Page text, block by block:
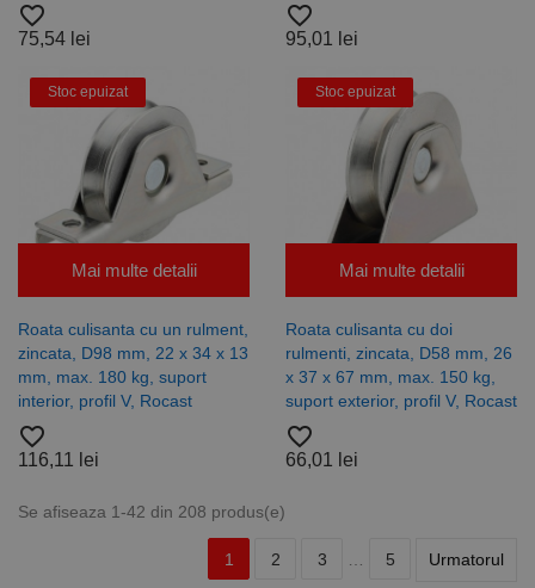
favorite_border
75,54 lei
favorite_border
95,01 lei
Stoc epuizat
Mai multe detalii
Roata culisanta cu un rulment,
zincata, D98 mm, 22 x 34 x 13
mm, max. 180 kg, suport
interior, profil V, Rocast
favorite_border
116,11 lei
Stoc epuizat
Mai multe detalii
Roata culisanta cu doi
rulmenti, zincata, D58 mm, 26
x 37 x 67 mm, max. 150 kg,
suport exterior, profil V, Rocast
favorite_border
66,01 lei
Se afiseaza 1-42 din 208 produs(e)
1 2 3 5 Urmatorul